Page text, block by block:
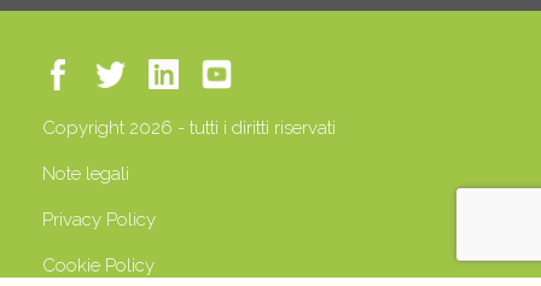
Copyright 2026 - tutti i diritti riservati
Note legali
Privacy Policy
Cookie Policy